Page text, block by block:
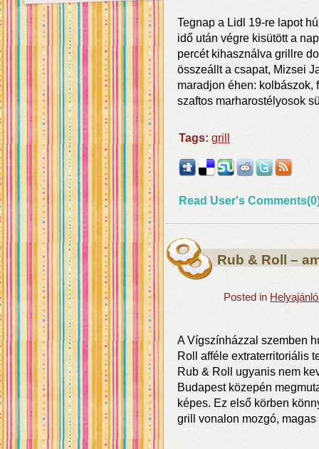
Tegnap a Lidl 19-re lapot
idő után végre kisütött a
percét kihasználva grillre
összeállt a csapat, Mizsei
maradjon éhen: kolbászok,
szaftos marharostélyosok
Tags: grill
Read User's
Rub & Roll –
Posted in
A Vígszínházzal szemben
Roll afféle extraterritoriális
Rub & Roll ugyanis nem
Budapest közepén
képes. Ez első körben
grill vonalon mozgó,